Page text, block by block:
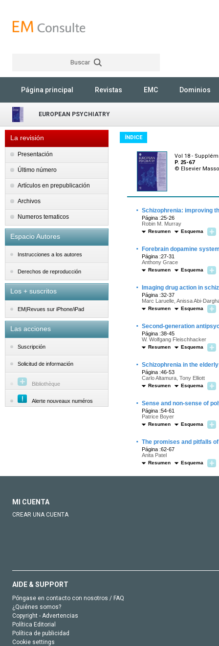
Buscar
Página principal Revistas EMC Dominios
EUROPEAN PSYCHIATRY
La revisión
Presentación
Último número
Artículos en prepublicación
Archivos
Numeros tematicos
Espacio Autores
Instrucciones a los autores
Derechos de reproducción
Los + suscritos
EM|Revues sur iPhone/iPad
Las acciones
Suscripción
Solicitud de información
Bibliothèque
Alerte nouveaux numéros
ÍNDICE
Vol 18 -
P. 25-67
© Elsevier
· Schizophrenia: improving
Página :25-26
Robin M. Murray
Resumen Esquema
· Forebrain dopamine
Página :27-31
Anthony Grace
Resumen Esquema
· Imaging drug action in
Página :32-37
Marc Laruelle, Anissa Abi-
Resumen Esquema
· Second-generation
Página :38-45
W. Wolfgang Fleischhacker
Resumen Esquema
· Schizophrenia in the
Página :46-53
Carlo Altamura, Tony Elliott
Resumen Esquema
· Sense and non-sense of
Página :54-61
Patrice Boyer
Resumen Esquema
· The promises and pitfalls
Página :62-67
Anita Patel
Resumen Esquema
MI CUENTA
CREAR UNA CUENTA
AIDE & SUPPORT
Póngase en contacto con nosotros / FAQ
¿Quiénes somos?
Copyright - Advertencias
Política Editorial
Política de publicidad
Cookie settings